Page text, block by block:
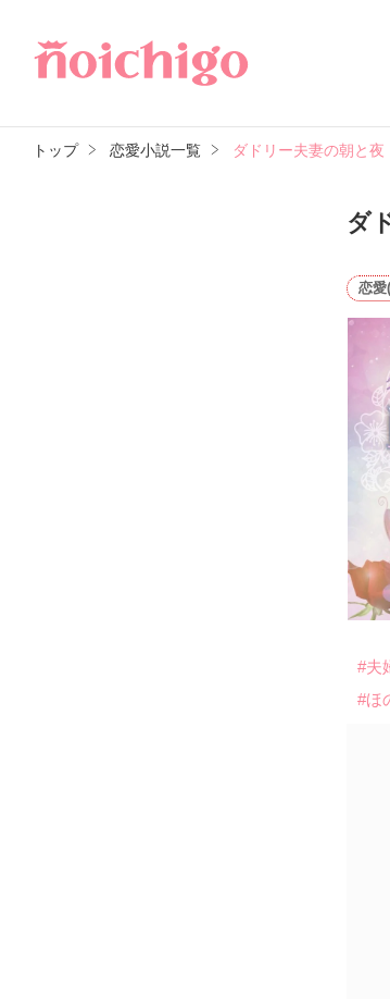
トップ 恋愛小説一覧 ダドリー夫妻の朝と夜
ダ
恋愛
#夫
#ほ